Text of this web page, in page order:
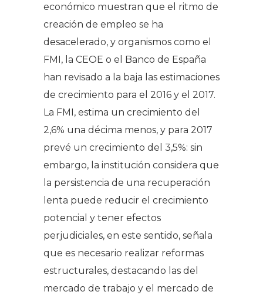
económico muestran que el ritmo de
creación de empleo se ha
desacelerado, y organismos como el
FMI, la CEOE o el Banco de España
han revisado a la baja las estimaciones
de crecimiento para el 2016 y el 2017.
La FMI, estima un crecimiento del
2,6% una décima menos, y para 2017
prevé un crecimiento del 3,5%: sin
embargo, la institución considera que
la persistencia de una recuperación
lenta puede reducir el crecimiento
potencial y tener efectos
perjudiciales, en este sentido, señala
que es necesario realizar reformas
estructurales, destacando las del
mercado de trabajo y el mercado de